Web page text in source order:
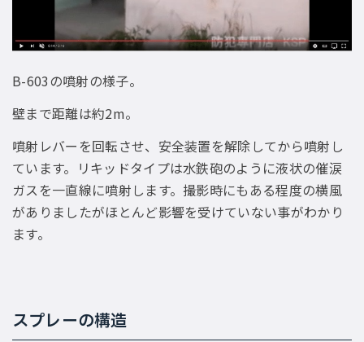
B-603の噴射の様子。
壁まで距離は約2m。
噴射レバーを回転させ、安全装置を解除してから噴射し
ています。リキッドタイプは水鉄砲のように液状の催涙
ガスを一直線に噴射します。撮影時にもある程度の横風
がありましたがほとんど影響を受けていない事がわかり
ます。
スプレーの構造